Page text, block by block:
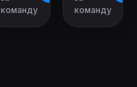
команду
команду